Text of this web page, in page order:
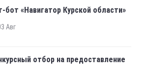
бот «Навигатор Курской области»
Авг
отбор на предоставление